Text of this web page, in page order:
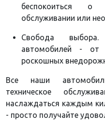
беспокоиться о
обслуживании или
Свобода
автомобилей - от
роскошных
Все наши
техническое
наслаждаться каждым
- просто получайте